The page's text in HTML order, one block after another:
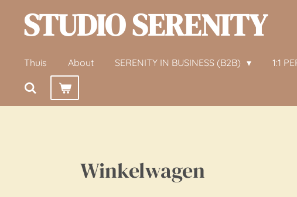
direct
hoofdinhoud
STUDIO SERENITY
Thuis About SERENITY IN BUSINESS (B2B) 1:1
Winkelwagen